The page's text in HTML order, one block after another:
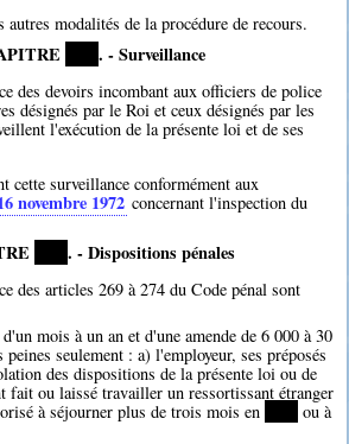
modalités de la procédure de recours.
. - Surveillance
des devoirs incombant aux officiers de police
désignés par le Roi et ceux désignés par les
l'exécution de la présente loi et de ses
cette surveillance conformément aux
novembre 1972 concernant l'inspection du
****. - Dispositions pénales
des articles 269 à 274 du Code pénal sont
mois à un an et d'une amende de 6 000 à 30
seulement : a) l'employeur, ses préposés
des dispositions de la présente loi ou de
fait ou laissé travailler un ressortissant étranger
à séjourner plus de trois mois en
ou à